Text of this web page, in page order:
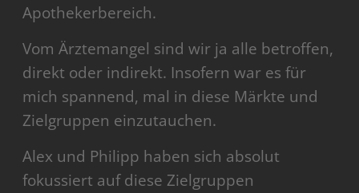
Apothekerbereich.
Vom Ärztemangel sind wir ja alle betroffen,
direkt oder indirekt. Insofern war es für
mich spannend, mal in diese Märkte und
Zielgruppen einzutauchen.
Alex und Philipp haben sich absolut
fokussiert auf diese Zielgruppen